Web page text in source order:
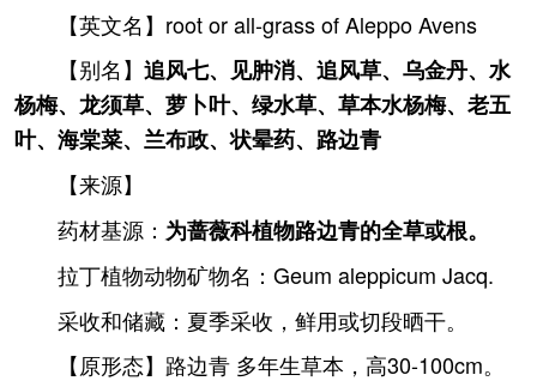
【英文名】root or all-grass of Aleppo Avens
【别名】 追风七、见肿消、追风草、乌金丹、水
杨梅、龙须草、萝卜叶、绿水草、草本水杨梅、老五
叶、海棠菜、兰布政、状晕药、路边青
【来源】
药材基源： 为蔷薇科植物路边青的全草或根。
拉丁植物动物矿物名：Geum aleppicum Jacq.
采收和储藏：夏季采收，鲜用或切段晒干。
【原形态】路边青 多年生草本，高30-100cm。